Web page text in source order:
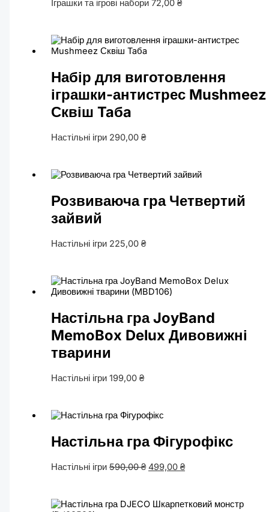
Іграшки та ігрові набори72,00₴
Набір для виготовлення
іграшки-антистрес Mushmeez
Сквіш Taбa
Настільні ігри 290,00₴
Розвиваюча гра Четвертий
зайвий
Настільні ігри 225,00₴
Настільна гра JoyBand
MemoBox Delux Дивовижні
тварини
Настільні ігри199,00₴
Настільна гра Фігурофікс
Настільні ігри590,00₴ 499,00₴